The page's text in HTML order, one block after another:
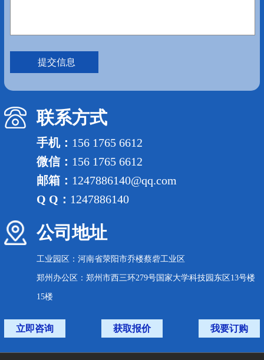
联系方式
手机： 156 1765 6612
微信： 156 1765 6612
邮箱： 1247886140@qq.com
Q Q： 1247886140
公司地址
工业园区：河南省荥阳市乔楼蔡砦工业区
郑州办公区：郑州市西三环279号国家大学科技园东区13号楼
15楼
立即咨询 获取报价 我要订购